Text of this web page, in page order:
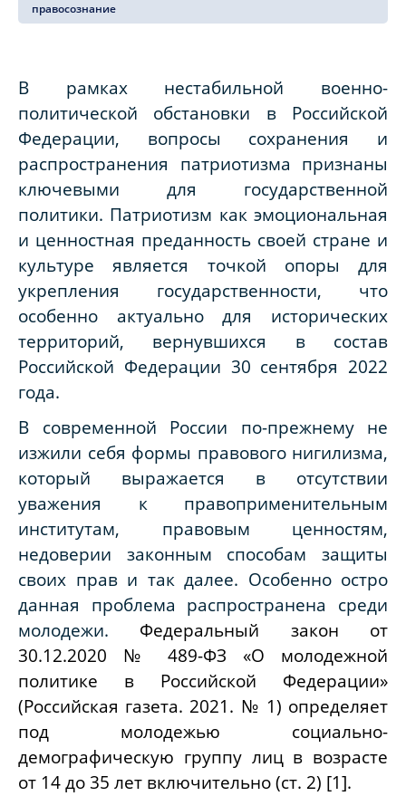
правосознание
В рамках нестабильной военно-
политической обстановки в Российской
Федерации, вопросы сохранения и
распространения патриотизма признаны
ключевыми для государственной
политики. Патриотизм как эмоциональная
и ценностная преданность своей стране и
культуре является точкой опоры для
укрепления государственности, что
особенно актуально для исторических
территорий, вернувшихся в состав
Российской Федерации 30 сентября 2022
года.
В современной России по-прежнему не
изжили себя формы правового нигилизма,
который выражается в отсутствии
уважения к правоприменительным
институтам, правовым ценностям,
недоверии законным способам защиты
своих прав и так далее. Особенно остро
данная проблема распространена среди
молодежи. Федеральный закон от
30.12.2020 № 489-ФЗ «О молодежной
политике в
Российской Федерации»
(Российская газета. 2021. № 1) определяет
под молодежью
социально-
демографическую группу лиц в возрасте
от 14 до 35 лет включительно (ст. 2) [1].